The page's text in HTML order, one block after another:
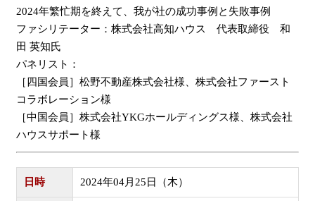
2024年繁忙期を終えて、我が社の成功事例と失敗事例
ファシリテーター：株式会社高知ハウス 代表取締役 和
田 英知氏
パネリスト：
［四国会員］松野不動産株式会社様、株式会社ファースト
コラボレーション様
［中国会員］株式会社YKGホールディングス様、株式会社
ハウスサポート様
日時 2024年04月25日（木）